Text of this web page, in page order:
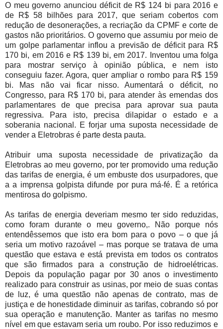
O meu governo anunciou déficit de R$ 124 bi para 2016 e
de R$ 58 bilhões para 2017, que seriam cobertos com
redução de desonerações, a recriação da CPMF e corte de
gastos não prioritários. O governo que assumiu por meio de
um golpe parlamentar inflou a previsão de déficit para R$
170 bi, em 2016 e R$ 139 bi, em 2017. Inventou uma folga
para mostrar serviço à opinião pública, e nem isto
conseguiu fazer. Agora, quer ampliar o rombo para R$ 159
bi. Mas não vai ficar nisso. Aumentará o déficit, no
Congresso, para R$ 170 bi, para atender às emendas dos
parlamentares de que precisa para aprovar sua pauta
regressiva. Para isto, precisa dilapidar o estado e a
soberania nacional. E forjar uma suposta necessidade de
vender a Eletrobras é parte desta pauta.
Atribuir uma suposta necessidade de privatização da
Eletrobras ao meu governo, por ter promovido uma redução
das tarifas de energia, é um embuste dos usurpadores, que
a a imprensa golpista difunde por pura má-fé. É a retórica
mentirosa do golpismo.
As tarifas de energia deveriam mesmo ter sido reduzidas,
como foram durante o meu governo,. Não porque nós
entendêssemos que isto era bom para o povo – o que já
seria um motivo razoável – mas porque se tratava de uma
questão que estava e está prevista em todos os contratos
que são firmados para a construção de hidroelétricas.
Depois da população pagar por 30 anos o investimento
realizado para construir as usinas, por meio de suas contas
de luz, é uma questão não apenas de contrato, mas de
justiça e de honestidade diminuir as tarifas, cobrando só por
sua operação e manutenção. Manter as tarifas no mesmo
nível em que estavam seria um roubo. Por isso reduzimos e